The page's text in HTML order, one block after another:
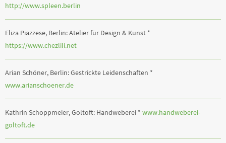
http://www.spleen.berlin
Eliza Piazzese, Berlin: Atelier für Design & Kunst *
https://www.chezlili.net
Arian Schöner, Berlin: Gestrickte Leidenschaften *
www.arianschoener.de
Kathrin Schoppmeier, Goltoft: Handweberei * www.handweberei-
goltoft.de